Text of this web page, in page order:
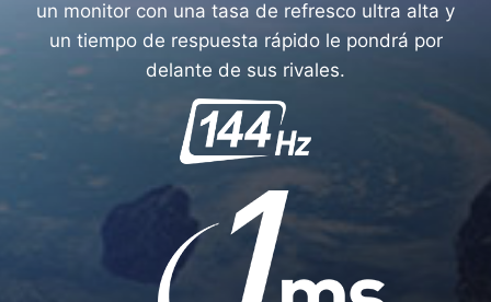
un monitor con una tasa de refresco ultra alta y
un tiempo de respuesta rápido le pondrá por
delante de sus rivales.